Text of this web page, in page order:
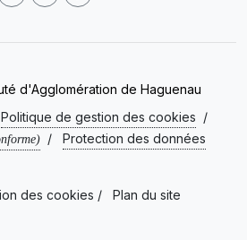
d'Agglomération de Haguenau
Politique de gestion des cookies /
/ Protection des données
des cookies / Plan du site